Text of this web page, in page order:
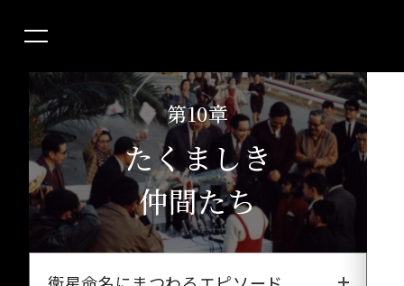
第10章
たくましき
仲間たち